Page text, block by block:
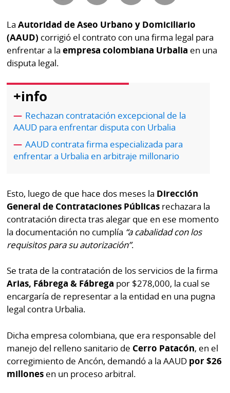
Buscador
Comunicados
Catálogos
Kiosko
Luctuosas
Temas
Autores
Notas
al
Buenas
prácticas
SITIOS
Metro
por
Metro
Tienda
Panamá
Tus
Tiquetes
Cero
KM
Corprensa
Mi
Diario
Club
La
Prensa
Fácil
⌾
Hoy
por
⌾
Tal
LaAutoridad de Aseo Urbano y Domiciliario
(AAUD) corrigió el contrato con una firma legal para
enfrentar a laempresa colombiana Urbalia en una
disputa legal.
+info
Rechazan contratación excepcional de la
AAUD para enfrentar disputa con Urbalia
AAUD contrata firma especializada para
enfrentar a Urbalia en arbitraje millonario
Esto, luego de que hace dos meses la Dirección
General de Contrataciones Públicas rechazara la
contratación directa tras alegar que en ese momento
la documentación no cumplía “a cabalidad con los
requisitos para su autorización”.
Se trata de la contratación de los servicios de la firma
Arias, Fábrega & Fábrega por $278,000, la cual se
encargaría de representar a la entidad en una pugna
legal contra Urbalia.
Dicha empresa colombiana, que era responsable del
manejo del relleno sanitario de Cerro Patacón, en el
corregimiento de Ancón, demandó a la AAUD por $26
millones en un proceso arbitral.